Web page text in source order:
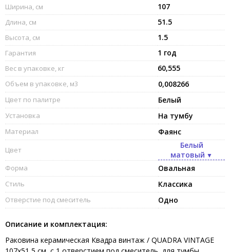
Ширина, см 107
Длина, см 51.5
Высота, см 1.5
Гарантия 1 год
Вес в упаковке, кг 60,555
Объем в упаковке, м3 0,008266
Цвет по палитре Белый
Установка На тумбу
Материал Фаянс
Цвет
Белый
матовый
Форма Овальная
Стиль Классика
Отверстие под смеситель Одно
Описание и комплектация:
Раковина керамическая Квадра винтаж / QUADRA VINTAGE